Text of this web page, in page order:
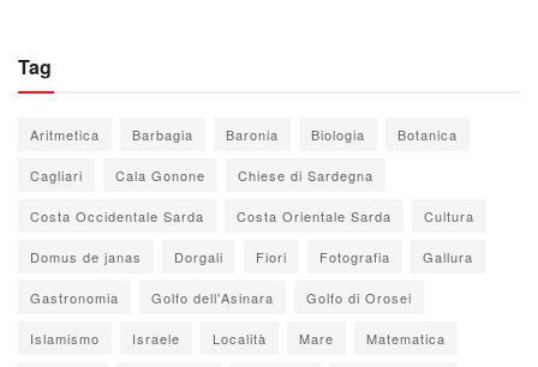
Tag
Aritmetica Barbagia Baronia Biologia Botanica
Cagliari Cala Gonone Chiese di Sardegna
Costa Occidentale Sarda Costa Orientale Sarda Cultura
Domus de janas Dorgali Fiori Fotografia Gallura
Gastronomia Golfo dell'Asinara Golfo di Orosei
Islamismo Israele Località Mare Matematica